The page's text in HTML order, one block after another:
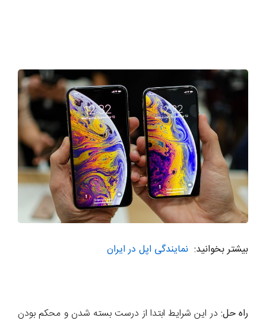
بیشتر بخوانید: نمایندگی اپل در ایران
راه حل: در این شرایط ابتدا از درست بسته شدن و محکم بودن